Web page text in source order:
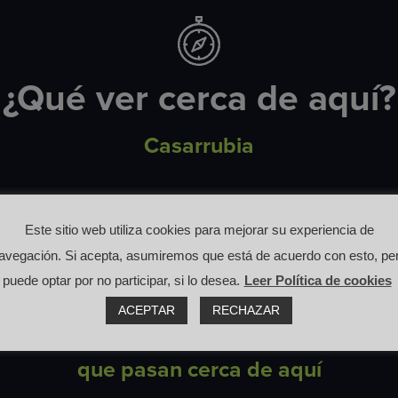
¿Qué ver cerca de aquí?
Casarrubia
Otras rutas
que pasan cerca de aquí
Este sitio web utiliza cookies para mejorar su experiencia de
Si acepta, asumiremos que está de acuerdo con esto,
puede optar por no participar, si lo desea. Leer Política de cookies
ACEPTAR RECHAZAR